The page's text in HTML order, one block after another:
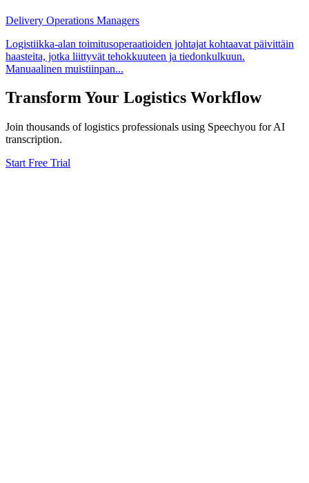
Delivery Operations Managers
Logistiikka-alan toimitusoperaatioiden johtajat kohtaavat päivittäin
haasteita, jotka liittyvät tehokkuuteen ja tiedonkulkuun.
Manuaalinen muistiinpan...
Transform Your Logistics Workflow
Join thousands oflogistics professionals using Speechyou for AI
transcription.
Start Free Trial